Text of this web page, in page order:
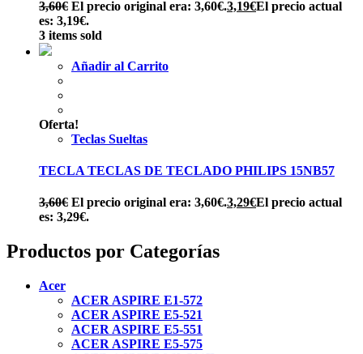
3,60€ El precio original era: 3,60€.3,19€El precio actual
es: 3,19€.
3 items sold
Añadir al Carrito
Oferta!
Teclas Sueltas
TECLA TECLAS DE TECLADO PHILIPS 15NB57
3,60€ El precio original era: 3,60€.3,29€El precio actual
es: 3,29€.
Productos por Categorías
Acer
ACER ASPIRE E1-572
ACER ASPIRE E5-521
ACER ASPIRE E5-551
ACER ASPIRE E5-575